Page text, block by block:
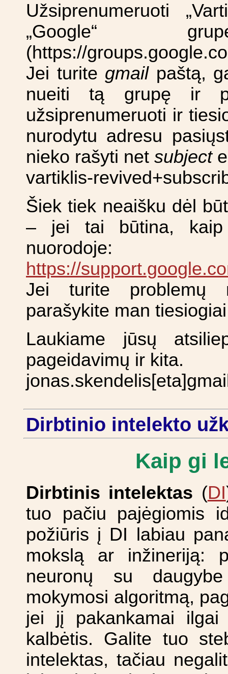
Užsiprenumeruoti
„Google“
(https://
Jei turite gmailpaštą,
nueiti tą grupę ir
užsiprenumeruoti ir
nurodytu adresu
nieko rašyti net subject
vartiklis-
Šiek tiek neaišku dėl
– jei tai būtina, kaip
nuorodoje:
https://
Jei turite problemų
parašykite man
Laukiame jūsų
pageidavimų ir kita.
Dirbtinio intelekto
Kaip gi
Dirbtinis intelektas (DI
tuo pačiu pajėgiomis
požiūris į DI labiau
mokslą ar inžineriją:
neuronų su
mokymosi algoritmą,
jei jį pakankamai
kalbėtis. Galite tuo
intelektas, tačiau